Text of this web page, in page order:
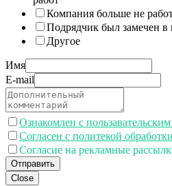
Компания больше не
Подрядчик был замечен в
Другое
Имя
E-mail
Ознакомлен с
Согласен с политекой
Согласие на рекламные
Отправить
Close